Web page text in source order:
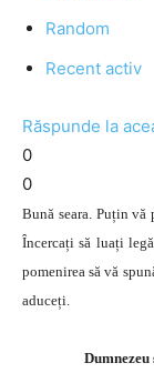
Random
Recent activ
Răspunde la
0
0
Bună seara. Puțin vă
Încercați să luați
pomenirea să vă
aduceți.
Dumnezeu